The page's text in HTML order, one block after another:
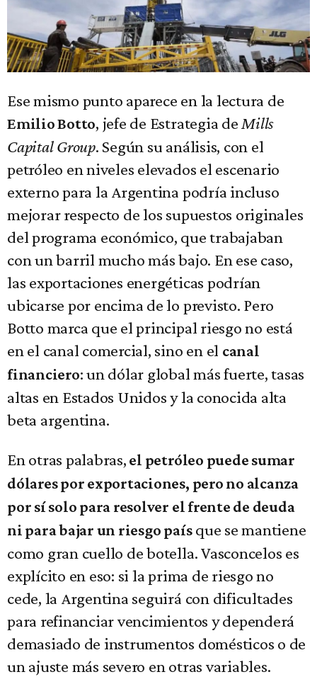
Ese mismo punto aparece en la lectura de
Emilio Botto, jefe de Estrategia de Mills
Capital Group. Según su análisis, con el
petróleo en niveles elevados el escenario
externo para la Argentina podría incluso
mejorar respecto de los supuestos originales
del programa económico, que trabajaban
con un barril mucho más bajo. En ese caso,
las exportaciones energéticas podrían
ubicarse por encima de lo previsto. Pero
Botto marca que el principal riesgo no está
en el canal comercial, sino en el canal
financiero: un dólar global más fuerte, tasas
altas en Estados Unidos y la conocida alta
beta argentina.
En otras palabras, el petróleo puede sumar
dólares por exportaciones, pero no alcanza
por sí solo para resolver el frente de deuda
ni para bajar un riesgo paísque se mantiene
como gran cuello de botella. Vasconcelos es
explícito en eso: si la prima de riesgo no
cede, la Argentina seguirá con dificultades
para refinanciar vencimientos y dependerá
demasiado de instrumentos domésticos o de
un ajuste más severo en otras variables.